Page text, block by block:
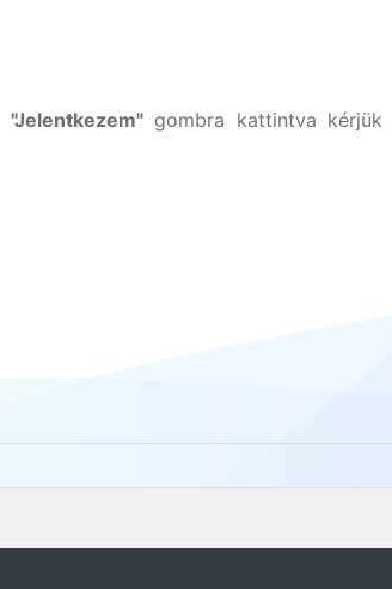
"Jelentkezem"gombra kattintva kérjük